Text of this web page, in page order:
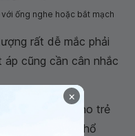
ống nghe hoặc bắt mạch
rất dễ mắc phải
cũng cần cân nhắc
đo huyết áp cho trẻ
sử dụng phổ
×